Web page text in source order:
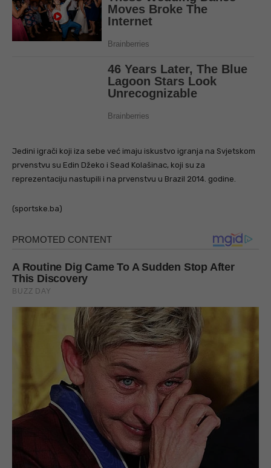
Jedini igrači koji iza sebe već imaju iskustvo igranja na Svjetskom
prvenstvu su Edin Džeko i Sead Kolašinac, koji su za
reprezentaciju nastupili i na prvenstvu u Brazil 2014. godine.
(sportske.ba)